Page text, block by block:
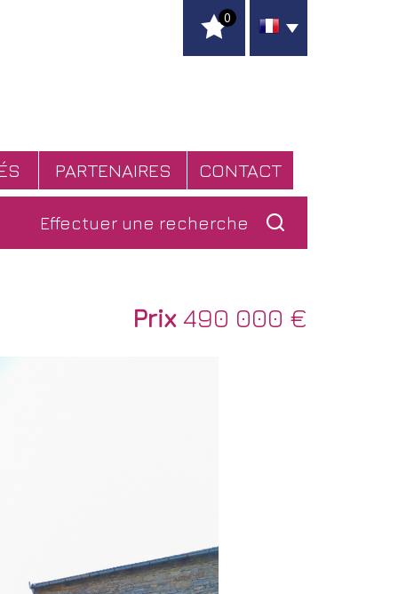
0
PARTENAIRES CONTACT
Effectuer une recherche
Prix 490 000 €